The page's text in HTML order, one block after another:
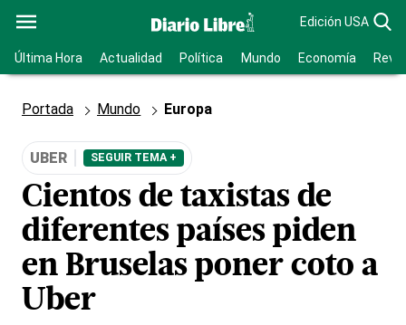
Edición USA
Última Hora Actualidad Política Mundo Economía
Portada Mundo Europa
UBER SEGUIR TEMA +
Cientos de taxistas de
diferentes países piden
en Bruselas poner coto a
Uber